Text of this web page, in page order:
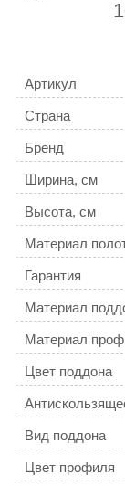
Артикул
Страна
Бренд
Ширина, см
Высота, см
Материал
Гарантия
Материал
Материал
Цвет поддона
Вид поддона
Цвет профиля